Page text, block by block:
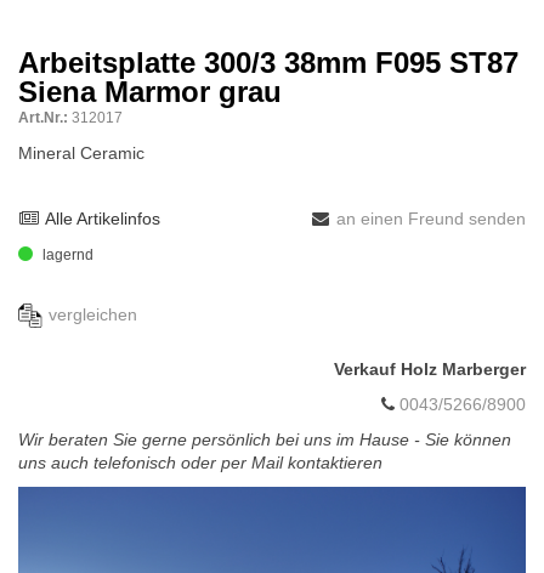
Arbeitsplatte 300/3 38mm F095 ST87
Siena Marmor grau
Art.Nr.: 312017
Mineral Ceramic
Alle Artikelinfos an einen Freund senden
lagernd
vergleichen
Verkauf Holz Marberger
0043/5266/8900
Wir beraten Sie gerne persönlich bei uns im Hause - Sie können
uns auch telefonisch oder per Mail kontaktieren